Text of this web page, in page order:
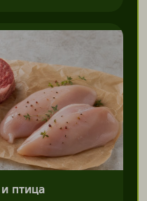
птица